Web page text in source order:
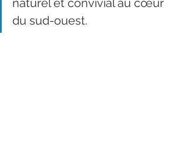
naturel et convivial au cœur
du sud-ouest.